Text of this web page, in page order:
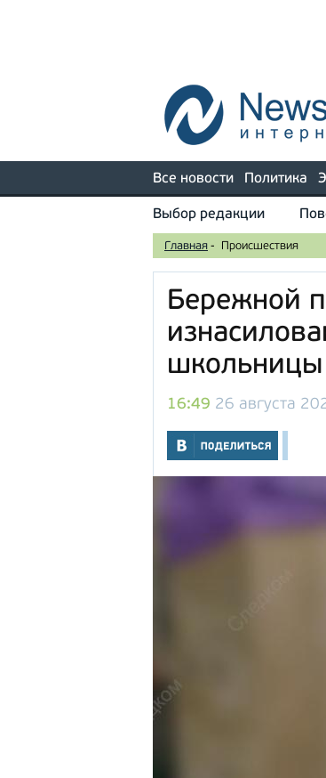
Все новости Политика
Выбор редакции
Главная - Происшествия
Бережной
школьницы
16:49 26 августа